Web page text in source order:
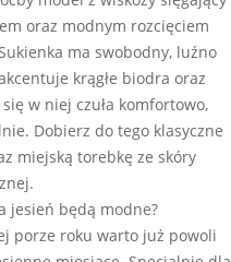
oraz modnym rozcięciem
ma swobodny, luźno
krągłe biodra oraz
w niej czuła komfortowo,
Dobierz do tego klasyczne
miejską torebkę ze skóry
jesień będą modne?
porze roku warto już powoli